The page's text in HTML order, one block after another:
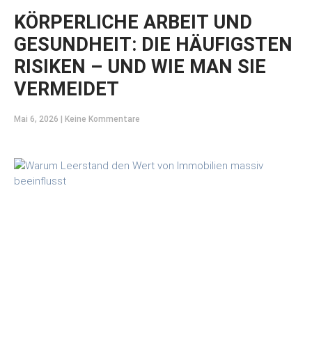
KÖRPERLICHE ARBEIT UND
GESUNDHEIT: DIE HÄUFIGSTEN
RISIKEN – UND WIE MAN SIE
VERMEIDET
Mai 6, 2026 Keine Kommentare